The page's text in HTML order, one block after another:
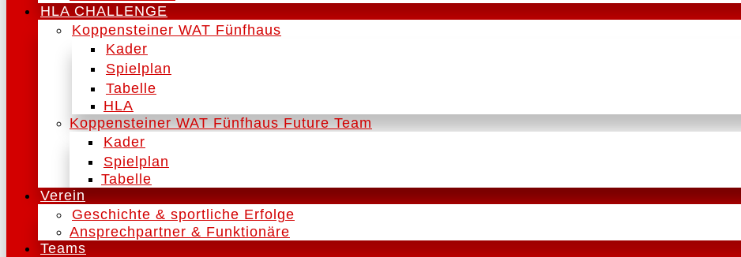
HLA CHALLENGE
Koppensteiner WAT Fünfhaus
Kader
Spielplan
Tabelle
HLA
Koppensteiner WAT Fünfhaus Future Team
Kader
Spielplan
Tabelle
Verein
Geschichte & sportliche Erfolge
Ansprechpartner & Funktionäre
Teams